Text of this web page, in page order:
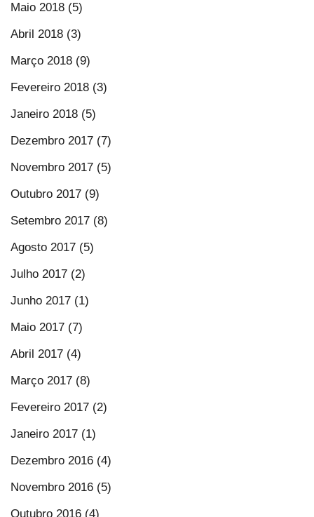
Maio 2018 (5)
Abril 2018 (3)
Março 2018 (9)
Fevereiro 2018 (3)
Janeiro 2018 (5)
Dezembro 2017 (7)
Novembro 2017 (5)
Outubro 2017 (9)
Setembro 2017 (8)
Agosto 2017 (5)
Julho 2017 (2)
Junho 2017 (1)
Maio 2017 (7)
Abril 2017 (4)
Março 2017 (8)
Fevereiro 2017 (2)
Janeiro 2017 (1)
Dezembro 2016 (4)
Novembro 2016 (5)
Outubro 2016 (4)